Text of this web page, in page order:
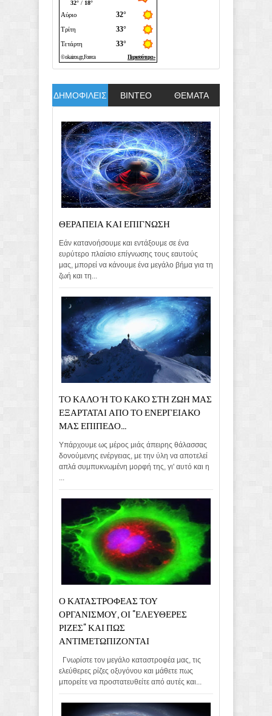
ΔΗΜΟΦΙΛΕΙΣ ΒΙΝΤΕΟ ΘΕΜΑΤΑ
ΘΕΡΑΠΕΙΑ ΚΑΙ ΕΠΙΓΝΩΣΗ
Εάν κατανοήσουμε και εντάξουμε σε ένα
ευρύτερο πλαίσιο επίγνωσης τους εαυτούς
μας, μπορεί να κάνουμε ένα μεγάλο βήμα για τη
ζωή και τη...
ΤΟ ΚΑΛΟ Ή ΤΟ ΚΑΚΟ ΣΤΗ ΖΩΗ ΜΑΣ
ΕΞΑΡΤΑΤΑΙ ΑΠΟ ΤΟ ΕΝΕΡΓΕΙΑΚΟ
ΜΑΣ ΕΠΙΠΕΔΟ...
Υπάρχουμε ως μέρος μιάς άπειρης θάλασσας
δονούμενης ενέργειας, με την ύλη να αποτελεί
απλά συμπυκνωμένη μορφή της, γι' αυτό και η
Ο ΚΑΤΑΣΤΡΟΦΕΑΣ ΤΟΥ
ΟΡΓΑΝΙΣΜΟΥ, ΟΙ "ΕΛΕΥΘΕΡΕΣ
ΡΙΖΕΣ" ΚΑΙ ΠΩΣ
ΑΝΤΙΜΕΤΩΠΙΖΟΝΤΑΙ
Γνωρίστε τον μεγάλο καταστροφέα μας, τις
ελεύθερες ρίζες οξυγόνου και μάθετε πως
μπορείτε να προστατευθείτε από αυτές και...